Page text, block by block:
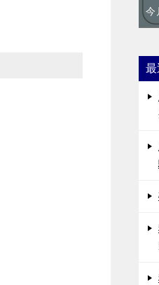
今
最